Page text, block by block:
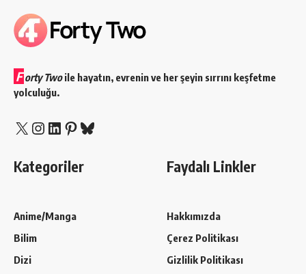
F orty Twoile hayatın, evrenin ve her şeyin sırrını keşfetme
yolculuğu.
X Instagram
LinkedIn
Pinterest
Bluesky
Kategoriler
Anime/Manga
Bilim
Dizi
Faydalı Linkler
Hakkımızda
Çerez Politikası
Gizlilik Politikası